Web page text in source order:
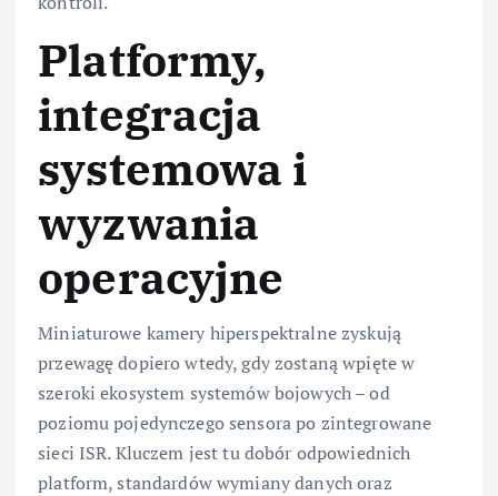
Platformy,
integracja
systemowa i
wyzwania
operacyjne
Miniaturowe kamery hiperspektralne zyskują
przewagę dopiero wtedy, gdy zostaną wpięte w
szeroki ekosystem systemów bojowych – od
poziomu pojedynczego sensora po zintegrowane
sieci ISR. Kluczem jest tu dobór odpowiednich
platform, standardów wymiany danych oraz